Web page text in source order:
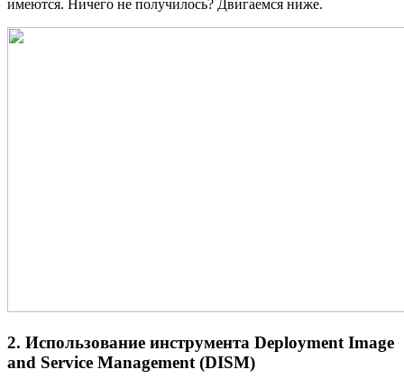
имеются. Ничего не получилось? Двигаемся ниже.
2. Использование инструмента Deployment Image
and Service Management (DISM)